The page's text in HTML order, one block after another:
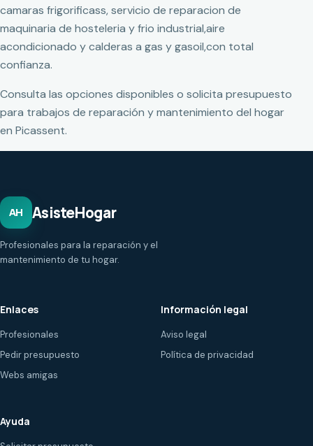
camaras frigorificass, servicio de reparacion de
maquinaria de hosteleria y frio industrial,aire
acondicionado y calderas a gas y gasoil,con total
confianza.
Consulta las opciones disponibles o solicita presupuesto
para trabajos de reparación y mantenimiento del hogar
en Picassent.
AH AsisteHogar
Profesionales para la reparación y el
mantenimiento de tu hogar.
Enlaces
Profesionales
Pedir presupuesto
Webs amigas
Información legal
Aviso legal
Política de privacidad
Ayuda